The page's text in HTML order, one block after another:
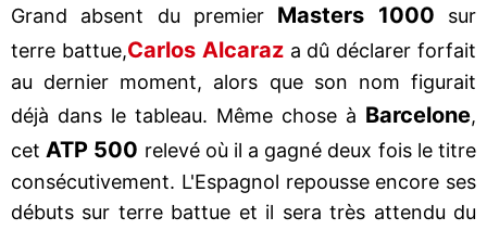
Grand absent du premier Masters 1000 sur
terre battue,Carlos Alcaraza dû déclarer forfait
au dernier moment, alors que son nom figurait
déjà dans le tableau. Même chose à Barcelone,
cet ATP 500 relevé où il a gagné deux fois le titre
consécutivement. L'Espagnol repousse encore ses
débuts sur terre battue et il sera très attendu du